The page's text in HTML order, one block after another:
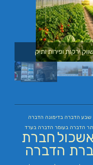
ירקות ופירות ותיק
שבע הדברה בדימונה הדברה
הדברה בעומר הדברה בערד
חברת
הדברה